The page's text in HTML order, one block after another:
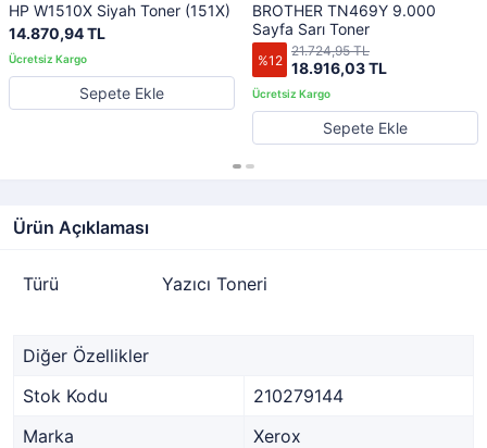
HP W1510X Siyah Toner (151X)
14.870,94 TL
Sepete Ekle
BROTHER TN469Y 9.000
Sayfa Sarı Toner
%12 18.916,03 TL
21.724,95 TL
Sepete Ekle
Ürün Açıklaması
Türü Yazıcı Toneri
Diğer Özellikler
Stok Kodu
210279144
Marka
Xerox